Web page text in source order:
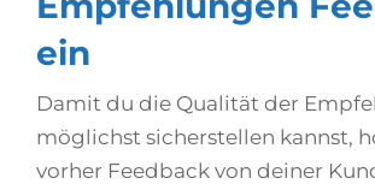
ein
Damit du die Qualität der
möglichst sicherstellen kannst,
vorher Feedback von deiner